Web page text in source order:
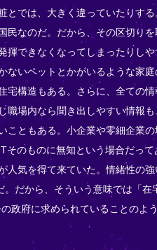
とでは、大きく違っていたりす
民なのだ。だから、その区切り
揮できなくなってしまったりし
ないペットとかがいるような家
宅構造もある。さらに、全ての
職場内なら聞き出しやすい情報
こともある。小企業や零細企業
そのものに無知という場合だっ
人気を得て来ていた。情緒性の
。だから、そういう意味では「在
政府に求められていることのよ